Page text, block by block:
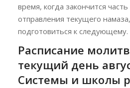
время, когда закончится часть
отправления текущего
подготовиться к следующему.
Расписание
текущий день
Системы и школы